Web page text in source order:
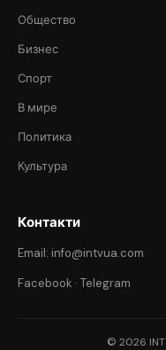
Общество
Бизнес
Спорт
В мире
Политика
Культура
Контакти
Email: info@intvua.com
Facebook · Telegram
© 2026